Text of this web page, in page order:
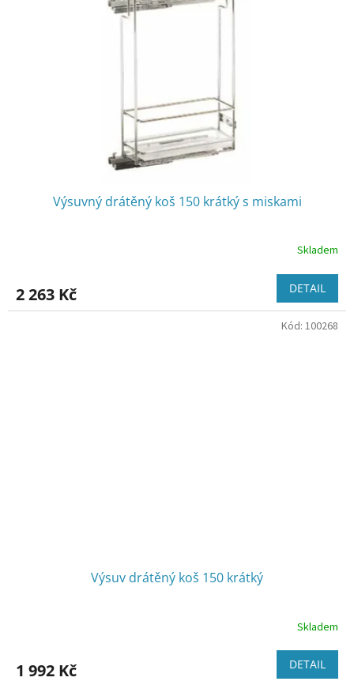
Výsuvný drátěný koš 150 krátký s miskami
Skladem
2 263 Kč DETAIL
Výsuv drátěný koš 150 krátký
Skladem
1 992 Kč DETAIL
Kód: 100268